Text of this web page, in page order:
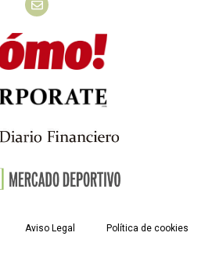
Aviso Legal Política de cookies